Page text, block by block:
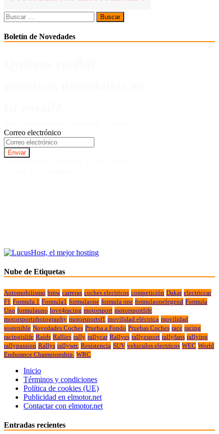
Buscar:
Boletín de Novedades
Correo electrónico
Nube de Etiquetas
Automobilismo bmw carreras coches electricos competición Dakar electriccar
F1 Formula 1 Formula1 formulaone formula one formulaonelegend Formula
Uno formulauno love4racing motorsport motorsportlife
motorsportphotography motorsportsf1 movilidad eléctrica movilidad
sostenible Novedades Coches Prueba a Fondo Pruebas Coches race racing
racingislife Raids Rallies rally rallycar Rallyes rallyesport rallyfans rallying
rallypassion Rallys rallywrc Resistencia SUV vehiculos electricos WEC World
Endurance Championship. WRC
Inicio
Términos y condiciones
Política de cookies (UE)
Publicidad en elmotor.net
Contactar con elmotor.net
Entradas recientes